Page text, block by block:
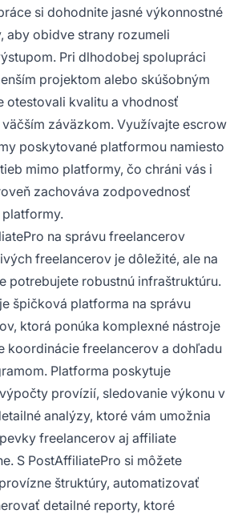
si dohodnite jasné výkonnostné
aby obidve strany rozumeli
Pri dlhodobej spolupráci
projektom alebo skúšobným
otestovali kvalitu a vhodnosť
záväzkom. Využívajte escrow
poskytované platformou namiesto
mimo platformy, čo chráni vás i
zachováva zodpovednosť
na správu freelancerov
freelancerov je dôležité, ale na
potrebujete robustnú infraštruktúru.
je špičková platforma na správu
ktorá ponúka komplexné nástroje
koordinácie freelancerov a dohľadu
Platforma poskytuje
provízií, sledovanie výkonu v
analýzy, ktoré vám umožnia
freelancerov aj affiliate
S PostAffiliatePro si môžete
štruktúry, automatizovať
detailné reporty, ktoré